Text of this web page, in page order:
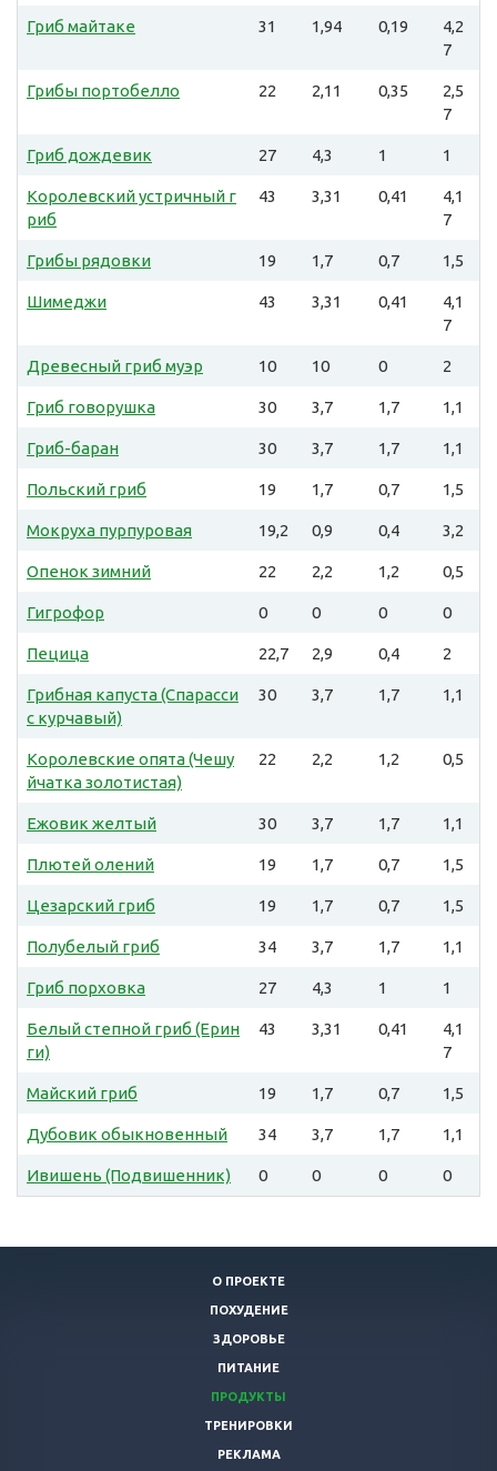
Гриб майтаке 31 1,94 0,19
4,2
7
Грибы портобелло 22 2,11 0,35
2,5
7
Гриб дождевик 27 4,3 1 1
Королевский устричный г
риб
43 3,31 0,41
4,1
7
Грибы рядовки 19 1,7 0,7 1,5
Шимеджи 43 3,31 0,41
4,1
7
Древесный гриб муэр 10 10 0 2
Гриб говорушка 30 3,7 1,7 1,1
Гриб-баран 30 3,7 1,7 1,1
Польский гриб 19 1,7 0,7 1,5
Мокруха пурпуровая 19,2 0,9 0,4 3,2
Опенок зимний 22 2,2 1,2 0,5
Гигрофор 0 0 0 0
Пецица 22,7 2,9 0,4 2
Грибная капуста (Спарасси
с курчавый)
30 3,7 1,7 1,1
Королевские опята (Чешу
йчатка золотистая)
22 2,2 1,2 0,5
Ежовик желтый 30 3,7 1,7 1,1
Плютей олений 19 1,7 0,7 1,5
Цезарский гриб 19 1,7 0,7 1,5
Полубелый гриб 34 3,7 1,7 1,1
Гриб порховка 27 4,3 1 1
Белый степной гриб (Ерин
ги)
43 3,31 0,41
4,1
7
Майский гриб 19 1,7 0,7 1,5
Дубовик обыкновенный 34 3,7 1,7 1,1
Ивишень (Подвишенник) 0 0 0 0
О ПРОЕКТЕ
ПОХУДЕНИЕ
ЗДОРОВЬЕ
ПИТАНИЕ
ПРОДУКТЫ
ТРЕНИРОВКИ
РЕКЛАМА